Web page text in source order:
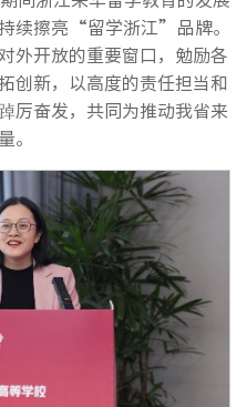
续擦亮“留学浙江”品牌。
外开放的重要窗口，勉励各
创新，以高度的责任担当和
厉奋发，共同为推动我省来
。